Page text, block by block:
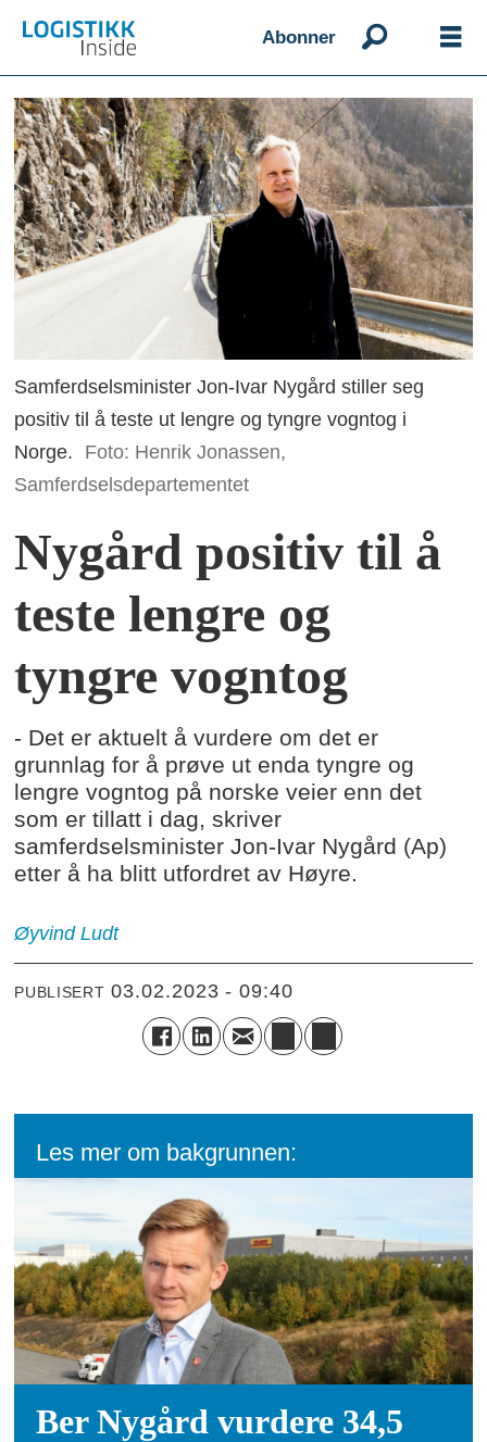
Abonner
Samferdselsminister Jon-Ivar Nygård stiller seg
positiv til å teste ut lengre og tyngre vogntog i
Norge.
Foto: Henrik Jonassen,
Samferdselsdepartementet
Nygård positiv til å
teste lengre og
tyngre vogntog
- Det er aktuelt å vurdere om det er
grunnlag for å prøve ut enda tyngre og
lengre vogntog på norske veier enn det
som er tillatt i dag, skriver
samferdselsminister Jon-Ivar Nygård (Ap)
etter å ha blitt utfordret av Høyre.
Øyvind Ludt
PUBLISERT 03.02.2023 - 09:40
Les mer om bakgrunnen:
Ber Nygård vurdere 34,5